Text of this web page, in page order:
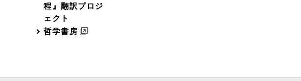
程』翻訳プロジ
ェクト
哲学書房